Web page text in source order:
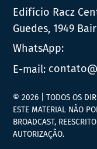
Edifício Racz
Guedes, 1949
WhatsApp:
E-mail:
© 2026 | TODOS OS
ESTE MATERIAL NÃO
BROADCAST,
AUTORIZAÇÃO.